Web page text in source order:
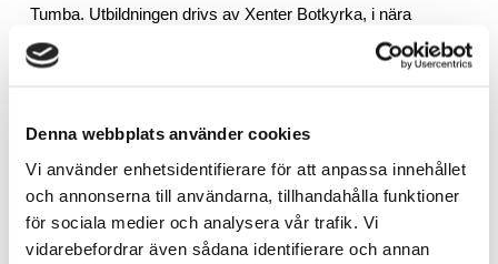
Denna webbplats använder cookies
Vi använder enhetsidentifierare för att anpassa innehållet
och annonserna till användarna, tillhandahålla funktioner
för sociala medier och analysera vår trafik. Vi
vidarebefordrar även sådana identifierare och annan
Tumba. Utbildningen drivs av Xenter Botkyrka, i nära
samarbete med Hissförbundet och dess medlemsföretag.
Ansökningsomgången är nu öppen för start utbildningen
Läs mer och ansök här:
http://www.xenter.se/utbildning/hisstekniker-installation-
reparation-och-service